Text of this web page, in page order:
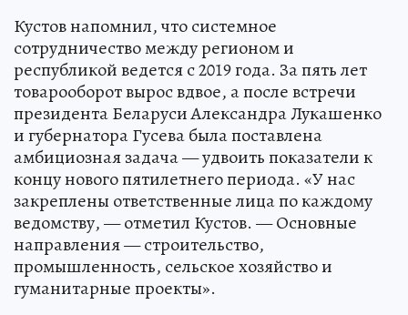
Кустов напомнил, что системное
сотрудничество между регионом и
республикой ведется с 2019 года. За пять лет
товарооборот вырос вдвое, а после встречи
президента Беларуси Александра Лукашенко
и губернатора Гусева была поставлена
амбициозная задача — удвоить показатели к
концу нового пятилетнего периода. «У нас
закреплены ответственные лица по каждому
ведомству, — отметил Кустов. — Основные
направления — строительство,
промышленность, сельское хозяйство и
гуманитарные проекты».